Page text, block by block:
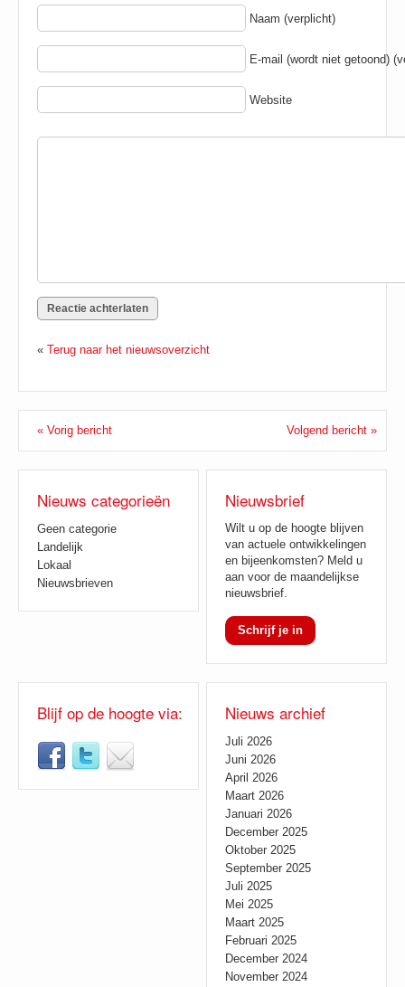
Naam (verplicht)
E-mail (wordt niet getoond)
Website
« Terug naar het nieuwsoverzicht
« Vorig bericht Volgend bericht »
Nieuws categorieën
Geen categorie
Landelijk
Lokaal
Nieuwsbrieven
Nieuwsbrief
Wilt u op de hoogte blijven
van actuele ontwikkelingen
en bijeenkomsten? Meld u
aan voor de maandelijkse
nieuwsbrief.
Schrijf je in
Blijf op de hoogte via: Nieuws archief
Juli 2026
Juni 2026
April 2026
Maart 2026
Januari 2026
December 2025
Oktober 2025
September 2025
Juli 2025
Mei 2025
Maart 2025
Februari 2025
December 2024
November 2024